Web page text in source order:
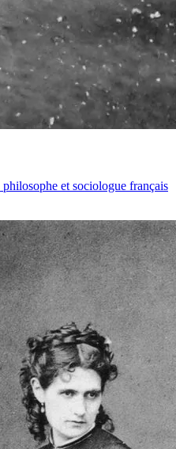
et sociologue français